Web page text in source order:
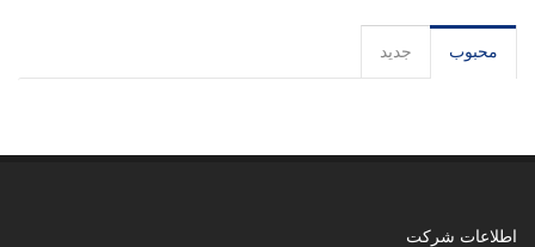
محبوب جدید
اطلاعات شرکت